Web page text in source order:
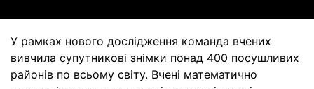
У рамках нового дослідження команда вчених
вивчила супутникові знімки понад 400 посушливих
районів по всьому світу. Вчені математично